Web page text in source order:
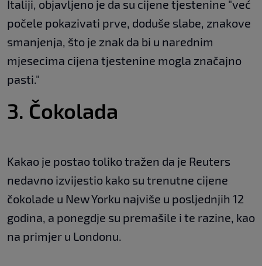
Italiji, objavljeno je da su cijene tjestenine "već
počele pokazivati prve, doduše slabe, znakove
smanjenja, što je znak da bi u narednim
mjesecima cijena tjestenine mogla značajno
pasti."
3. Čokolada
Kakao je postao toliko tražen da je Reuters
nedavno izvijestio kako su trenutne cijene
čokolade u New Yorku najviše u posljednjih 12
godina, a ponegdje su premašile i te razine, kao
na primjer u Londonu.